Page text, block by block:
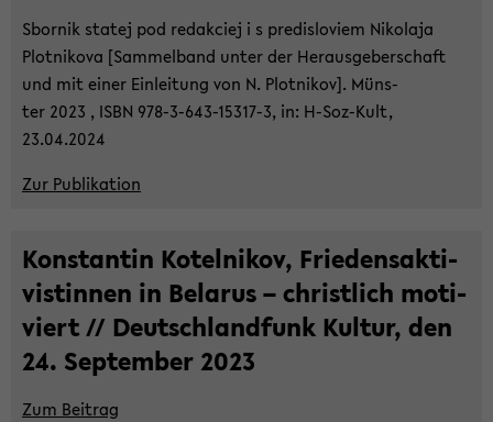
Sbor­nik sta­tej pod re­dak­ciej i s pre­dis­lo­viem Ni­ko­la­ja
Plot­ni­ko­va [Sam­mel­band unter der Her­aus­ge­ber­schaft
und mit einer Ein­lei­tung von N. Plot­ni­kov]. Müns­
ter 2023 , ISBN 978-​3-643-15317-3, in: H-​Soz-Kult,
23.04.2024
Zur Pu­bli­ka­ti­on
Kon­stan­tin Ko­tel­ni­kov, Frie­dens­ak­ti­
vis­tin­nen in Be­la­rus – christ­lich mo­ti­
viert // Deutsch­land­funk Kul­tur, den
24. Sep­tem­ber 2023
Zum Bei­trag